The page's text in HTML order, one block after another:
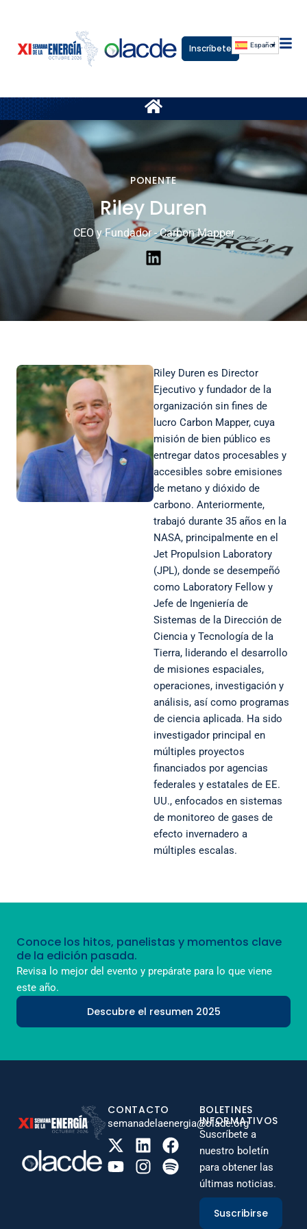
Inscríbete Español
PONENTE
Riley Duren
CEO y Fundador - Carbon Mapper
Riley Duren es Director
Ejecutivo y fundador de la
organización sin fines de
lucro Carbon Mapper, cuya
misión de bien público es
entregar datos procesables y
accesibles sobre emisiones
de metano y dióxido de
carbono. Anteriormente,
trabajó durante 35 años en la
NASA, principalmente en el
Jet Propulsion Laboratory
(JPL), donde se desempeñó
como Laboratory Fellow y
Jefe de Ingeniería de
Sistemas de la Dirección de
Ciencia y Tecnología de la
Tierra, liderando el desarrollo
de misiones espaciales,
operaciones, investigación y
análisis, así como programas
de ciencia aplicada. Ha sido
investigador principal en
múltiples proyectos
financiados por agencias
federales y estatales de EE.
UU., enfocados en sistemas
de monitoreo de gases de
efecto invernadero a
múltiples escalas.
Conoce los hitos, panelistas y momentos clave
de la edición pasada.
Revisa lo mejor del evento y prepárate para lo que viene
este año.
Descubre el resumen 2025
CONTACTO
semanadelaenergia@olade.org
BOLETINES
INFORMATIVOS
Suscríbete a
nuestro boletín
para obtener las
últimas noticias.
Suscribirse